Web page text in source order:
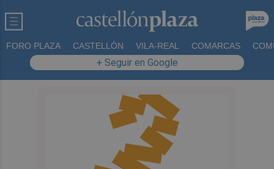
FORO PLAZA CASTELLÓN VILA-REAL COMARCAS
+ Seguir en Google